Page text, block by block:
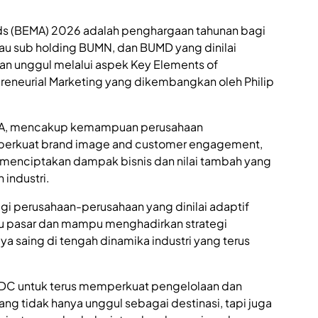
(BEMA) 2026 adalah penghargaan tahunan bagi
sub holding BUMN, dan BUMD yang dinilai
unggul melalui aspek Key Elements of
Marketing yang dikembangkan oleh Philip
mencakup kemampuan perusahaan
brand image and customer engagement,
dampak bisnis dan nilai tambah yang
industri.
perusahaan-perusahaan yang dinilai adaptif
dan mampu menghadirkan strategi
saing di tengah dinamika industri yang terus
untuk terus memperkuat pengelolaan dan
tidak hanya unggul sebagai destinasi, tapi juga